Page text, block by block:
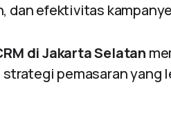
dan efektivitas
di Jakarta Selatan
pemasaran yang